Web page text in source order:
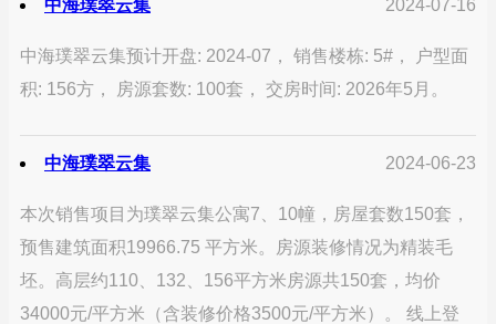
中海璞翠云集 2024-07-16
中海璞翠云集预计开盘: 2024-07， 销售楼栋: 5#， 户型面
积: 156方， 房源套数: 100套， 交房时间: 2026年5月。
中海璞翠云集 2024-06-23
本次销售项目为璞翠云集公寓7、10幢，房屋套数150套，
预售建筑面积19966.75 平方米。房源装修情况为精装毛
坯。高层约110、132、156平方米房源共150套，均价
34000元/平方米（含装修价格3500元/平方米）。 线上登